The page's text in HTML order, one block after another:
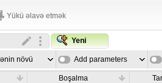
Yükü əlavə etmək
Yeni
növü Add parameters
Boşalma